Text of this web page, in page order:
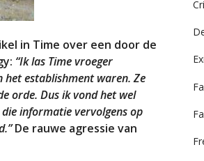
in Time over een door de
“Ik las Time vroeger
het establishment waren. Ze
orde. Dus ik vond het wel
informatie vervolgens op
De rauwe agressie van